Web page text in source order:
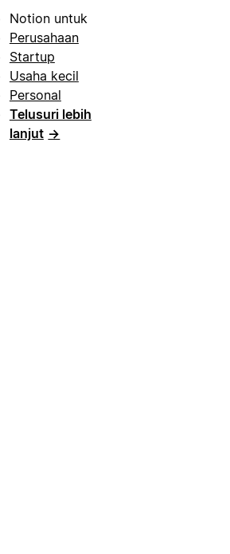
Notion untuk
Perusahaan
Startup
Usaha kecil
Personal
Telusuri lebih
lanjut →